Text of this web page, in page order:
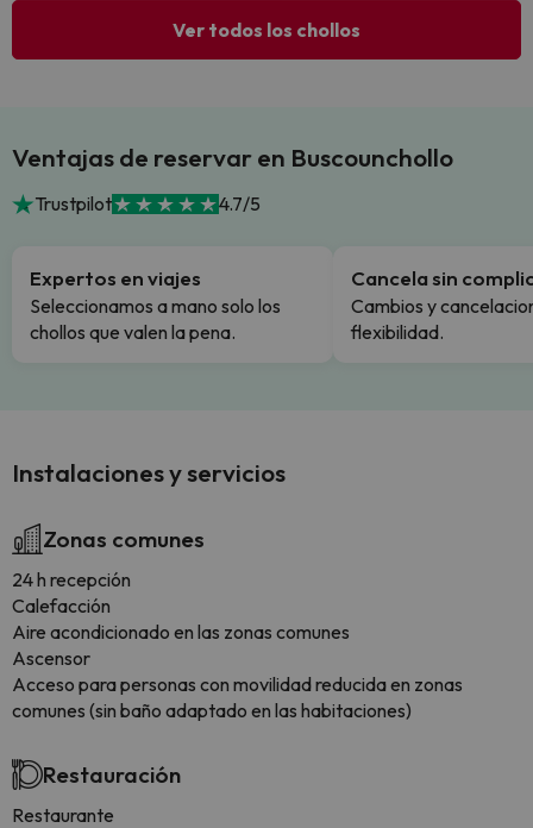
Ver todos los chollos
Ventajas de reservar en Buscounchollo
Trustpilot 4.7/5
Expertos en viajes
Seleccionamos a mano solo los
chollos que valen la pena.
Cancela sin
Cambios y
flexibilidad.
Instalaciones y servicios
Zonas comunes
24 h recepción
Calefacción
Aire acondicionado en las zonas comunes
Ascensor
Acceso para personas con movilidad reducida en zonas
comunes (sin baño adaptado en las habitaciones)
Restauración
Restaurante